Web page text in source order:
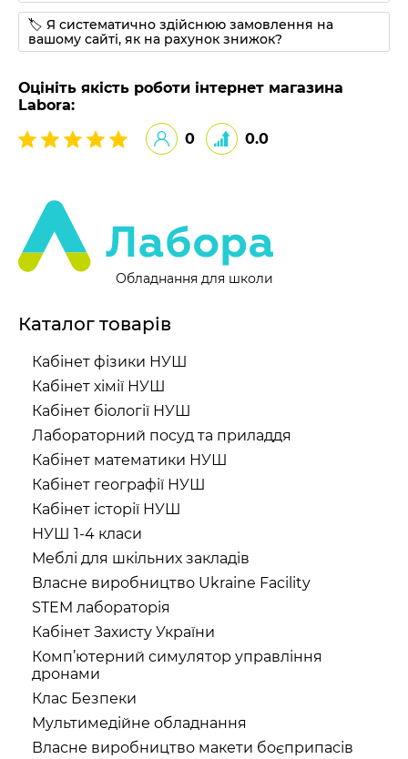
🏷 Я систематично здійснюю замовлення на
вашому сайті, як на рахунок знижок?
Оцініть якість роботи інтернет магазина
Labora:
0
0.0
Обладнання для школи
Каталог товарів
Кабінет фізики НУШ
Кабінет хімії НУШ
Кабінет біології НУШ
Лабораторний посуд та приладдя
Кабінет математики НУШ
Кабінет географії НУШ
Кабінет історії НУШ
НУШ 1-4 класи
Меблі для шкільних закладів
Власне виробництво Ukraine Facility
STEM лабораторія
Кабінет Захисту України
Комп’ютерний симулятор управління
дронами
Клас Безпеки
Мультимедійне обладнання
Власне виробництво макети боєприпасів